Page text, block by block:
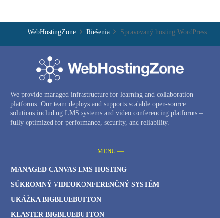
WebHostingZone Riešenia Spravovaný hosting WordPress
We provide managed infrastructure for learning and collaboration
platforms. Our team deploys and supports scalable open-source
solutions including LMS systems and video conferencing platforms –
fully optimized for performance, security, and reliability.
MENU —
MANAGED CANVAS LMS HOSTING
SÚKROMNÝ VIDEOKONFERENČNÝ SYSTÉM
UKÁŽKA BIGBLUEBUTTON
KLASTER BIGBLUEBUTTON